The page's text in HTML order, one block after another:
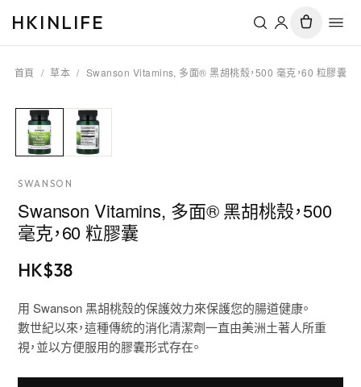
HKINLIFE
首頁 / 草本 / Swanson Vitamins, 多面® 黑胡桃殼，500 毫克，60 粒膠囊
SWANSON
Swanson Vitamins, 多面® 黑胡桃殼，500
毫克，60 粒膠囊
HK$38
用 Swanson 黑胡桃殼的保護效力來保護您的腸道健康。
數世紀以來，這種傳統的消化清潔劑一直由美洲土著人所重
視，並以方便服用的膠囊形式存在。